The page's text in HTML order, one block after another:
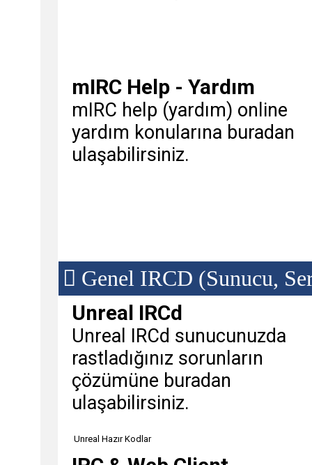
mIRC Help - Yardım
mIRC help (yardım) online
yardım konularına buradan
ulaşabilirsiniz.
Genel IRCD (Sunucu,
Unreal IRCd
Unreal IRCd sunucunuzda
rastladığınız sorunların
çözümüne buradan
ulaşabilirsiniz.
Unreal Hazır Kodlar